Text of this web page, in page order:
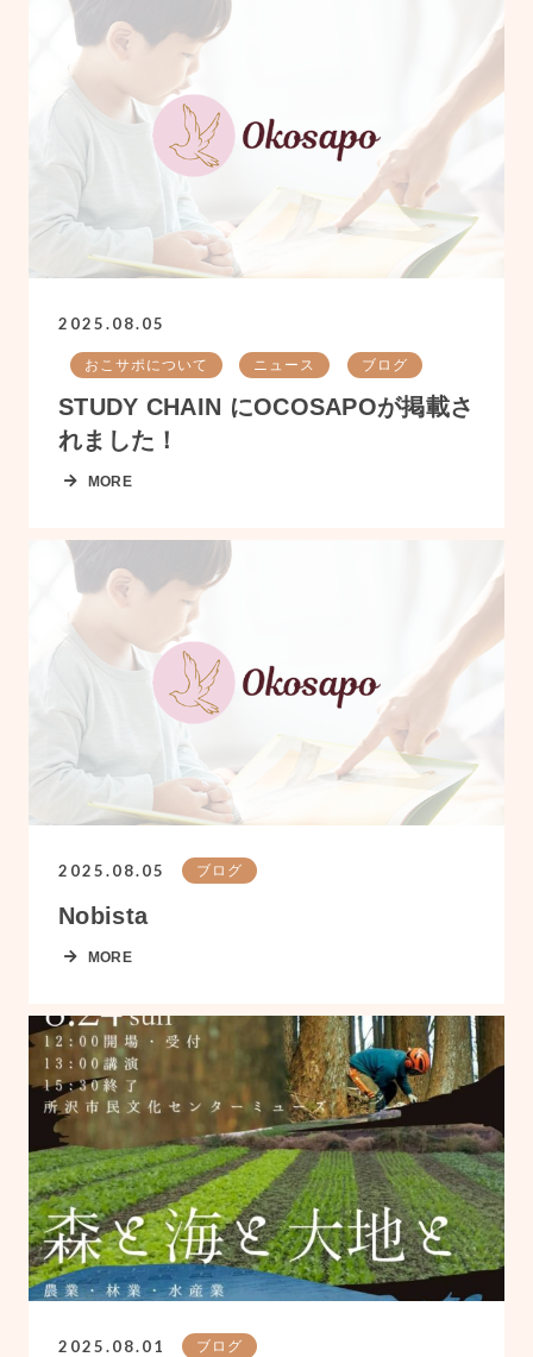
2025.08.05
おこサポについて ニュース ブログ
STUDY CHAIN にOCOSAPOが掲載さ
れました！
MORE
2025.08.05 ブログ
Nobista
MORE
2025.08.01 ブログ